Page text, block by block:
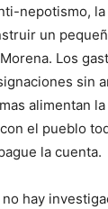
nepotismo,
un
Los
sin
alimentan
el pueblo
la cuenta.
hay